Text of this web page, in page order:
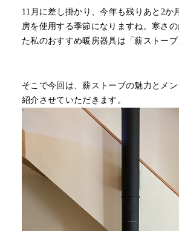
11月に差し掛かり、今年も残りあと2か
房を使用する季節になりますね。寒さ
た私のおすすめ暖房器具は「薪ストーブ
そこで今回は、薪ストーブの魅力とメ
紹介させていただきます。